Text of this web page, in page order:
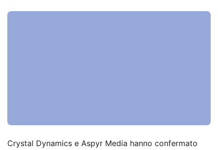
Crystal Dynamics e Aspyr Media hanno confermato